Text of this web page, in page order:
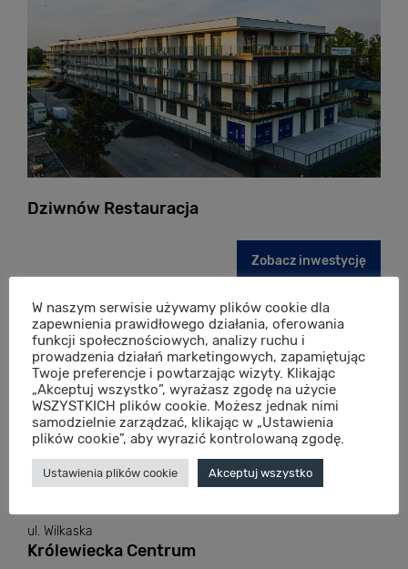
Dziwnów Restauracja
Zobacz inwestycję
ul. Wilkaska
Królewiecka Centrum
W naszym serwisie używamy plików cookie dla
zapewnienia prawidłowego działania, oferowania
funkcji społecznościowych, analizy ruchu i
prowadzenia działań marketingowych, zapamiętując
Twoje preferencje i powtarzając wizyty. Klikając
„Akceptuj wszystko”, wyrażasz zgodę na użycie
WSZYSTKICH plików cookie. Możesz jednak nimi
samodzielnie zarządzać, klikając w „Ustawienia
plików cookie”, aby wyrazić kontrolowaną zgodę.
Ustawienia plików cookie Akceptuj wszystko